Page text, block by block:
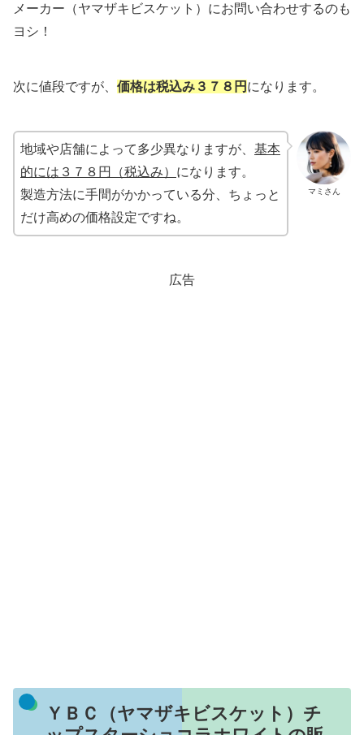
メーカー（ヤマザキビスケット）にお問い合わせするのも
ヨシ！
次に値段ですが、 価格は税込み３７８円 になります。
マミさん
地域や店舗によって多少異なりますが、 基本
的には３７８円（税込み） になります。
製造方法に手間がかかっている分、ちょっと
だけ高めの価格設定ですね。
広告
ＹＢＣ（ヤマザキビスケット）チ